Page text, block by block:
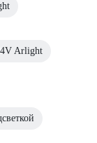
Arlight